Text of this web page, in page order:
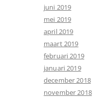
juni 2019
mei 2019
april 2019
maart 2019
februari 2019
januari 2019
december 2018
november 2018